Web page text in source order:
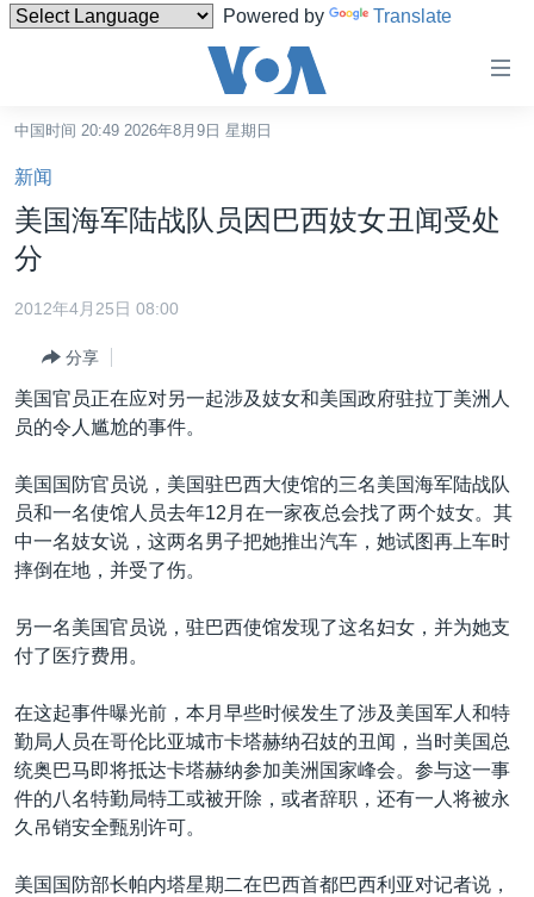
Powered by Translate
碍
链
接
跳
转
内
转
到
航
跳
转
到
索
中国
国际
最新国际新闻
中东
欧洲
非洲
美洲
全球议题
分类新闻
人权·法律·宗教
科教·文娱·体健
军事
劳工
环境
热点专题
白宫要闻
国会报道
美中关系
美国建国250周年
埃博拉疫情
美国之音专访
重要讲话与声明
台海两岸关系
南中国海争端
VOA视频
VOA今日焦点
中文广播
中国时间 20:49 2026年8月9日 星期日
新闻
美国海军陆战队员因巴西妓女丑闻受处
分
2012年4月25日 08:00
分享
美国官员正在应对另一起涉及妓女和美国政府驻拉丁美洲人
员的令人尴尬的事件。
美国国防官员说，美国驻巴西大使馆的三名美国海军陆战队
员和一名使馆人员去年12月在一家夜总会找了两个妓女。其
中一名妓女说，这两名男子把她推出汽车，她试图再上车时
摔倒在地，并受了伤。
另一名美国官员说，驻巴西使馆发现了这名妇女，并为她支
付了医疗费用。
在这起事件曝光前，本月早些时候发生了涉及美国军人和特
勤局人员在哥伦比亚城市卡塔赫纳召妓的丑闻，当时美国总
统奥巴马即将抵达卡塔赫纳参加美洲国家峰会。参与这一事
件的八名特勤局特工或被开除，或者辞职，还有一人将被永
久吊销安全甄别许可。
美国国防部长帕内塔星期二在巴西首都巴西利亚对记者说，